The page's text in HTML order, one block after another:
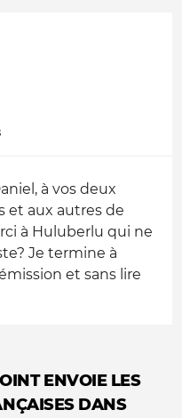
à vos deux
et aux autres de
à Huluberlu qui ne
Je termine à
et sans lire
ENVOIE LES
DANS